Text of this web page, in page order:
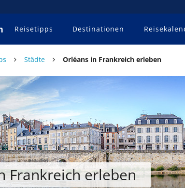
Reisetipps Destinationen
Städte Orléans in Frankreich erleben
Frankreich erleben